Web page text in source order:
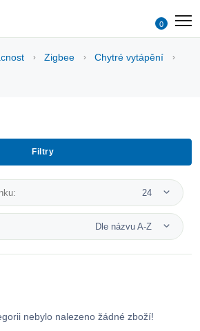
0
Zigbee
Chytré vytápění
Filtry
24
Dle názvu A-Z
nebylo nalezeno žádné zboží!